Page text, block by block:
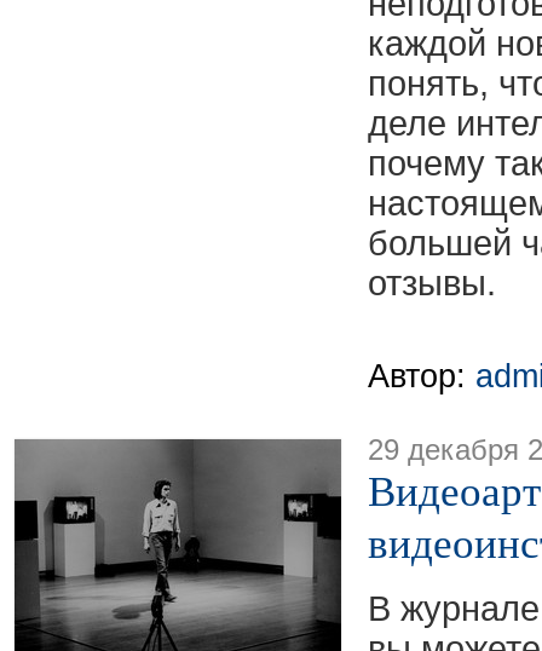
каждой
понять,
деле
почему
большей
отзывы.
Автор:
29 декабря
В